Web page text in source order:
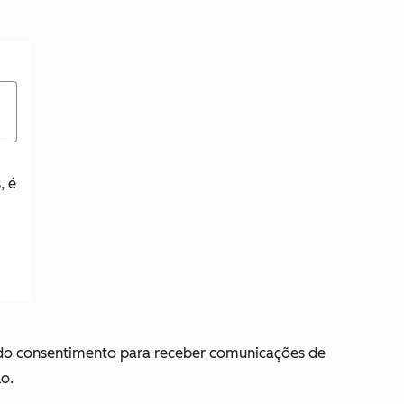
é
consentimento para receber comunicações de